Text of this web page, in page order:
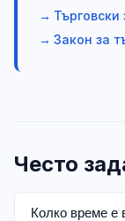
Търговски
Закон за
Често
Колко време е